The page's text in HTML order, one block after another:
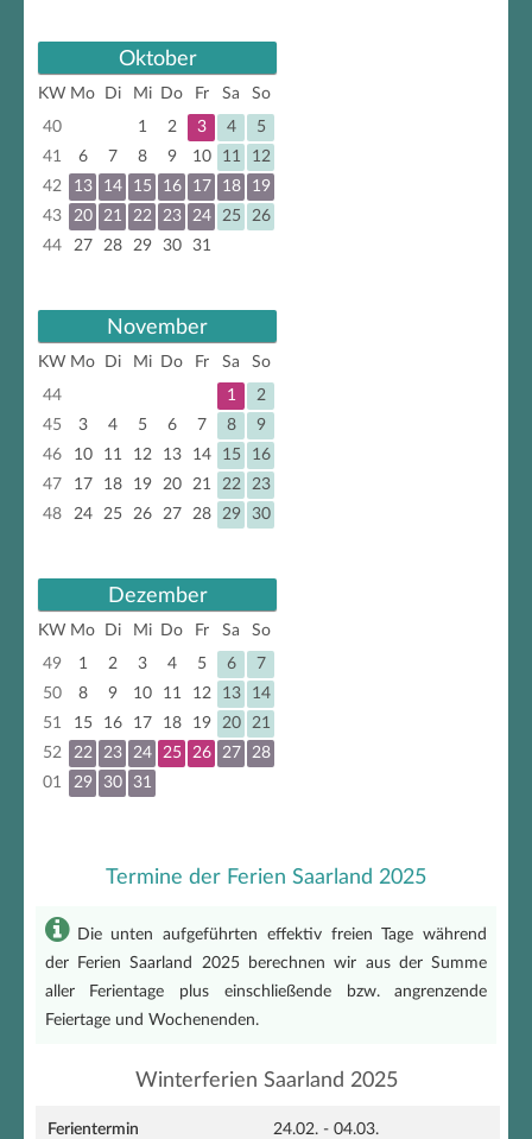
Oktober
KW Mo Di Mi Do Fr Sa
So
40
1 2 3 4
5
41
6 7 8 9 10 11
12
42
13 14 15 16 17 18
19
43
20 21 22 23 24 25
26
44
27 28 29 30 31
November
KW Mo Di Mi Do Fr Sa
So
44
1
2
45
3 4 5 6 7 8
9
46
10 11 12 13 14 15
16
47
17 18 19 20 21 22
23
48
24 25 26 27 28 29 30
Dezember
KW Mo Di Mi Do Fr Sa
So
49
1 2 3 4 5 6
7
50
8 9 10 11 12 13
14
51
15 16 17 18 19 20
21
52
22 23 24 25 26 27
28
01
29 30 31
Termine der Ferien Saarland 2025
Die unten aufgeführten effektiv freien Tage während
der Ferien Saarland 2025 berechnen wir aus der Summe
aller Ferientage plus einschließende bzw. angrenzende
Feiertage und Wochenenden.
Winterferien Saarland 2025
24.02. - 04.03.